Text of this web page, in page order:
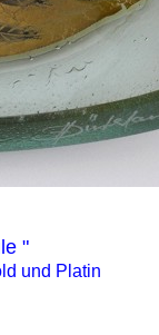
"
und Platin